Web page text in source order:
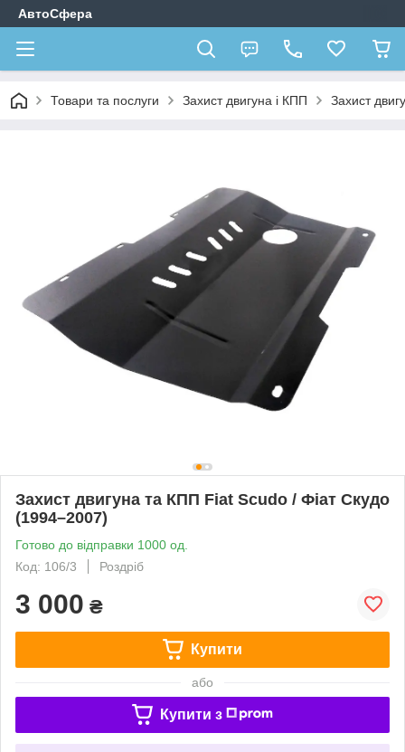
АвтоСфера
Товари та послуги Захист двигуна і КПП Захист
Захист двигуна та КПП Fiat Scudo / Фіат Скудо
(1994–2007)
Готово до відправки 1000 од.
Код: 106/3
Роздріб
3 000 ₴
Купити
або
Купити з